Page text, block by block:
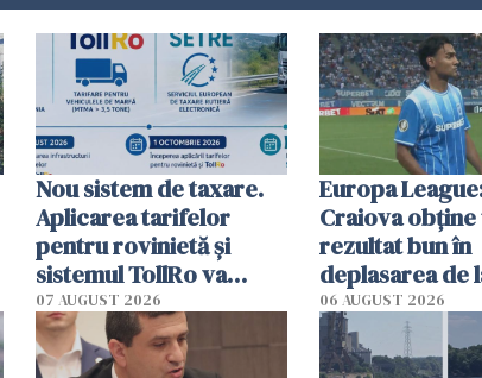
Nou sistem de taxare.
Aplicarea tarifelor
pentru rovinietă şi
sistemul TollRo va
începe la 1 octombrie
07 AUGUST 2026
Europa
Craiova obține
rezultat bun în
deplasarea de
06 AUGUST 2026